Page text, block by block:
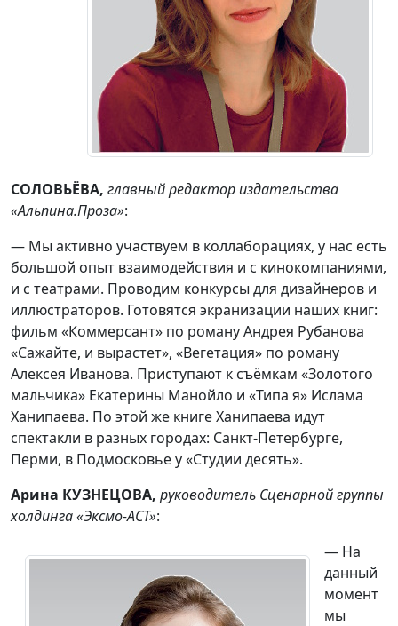
СОЛОВЬЁВА, главный редактор издательства
«Альпина.Проза»:
— Мы активно участвуем в коллаборациях, у нас есть
большой опыт взаимодействия и с кинокомпаниями,
и с театрами. Проводим конкурсы для дизайнеров и
иллюстраторов. Готовятся экранизации наших книг:
фильм «Коммерсант» по роману Андрея Рубанова
«Сажайте, и вырастет», «Вегетация» по роману
Алексея Иванова. Приступают к съёмкам «Золотого
мальчика» Екатерины Манойло и «Типа я» Ислама
Ханипаева. По этой же книге Ханипаева идут
спектакли в разных городах: Санкт-Петербурге,
Перми, в Подмосковье у «Студии десять».
Арина КУЗНЕЦОВА, руководитель Сценарной группы
холдинга «Эксмо-АСТ»:
— На
данный
момент
мы